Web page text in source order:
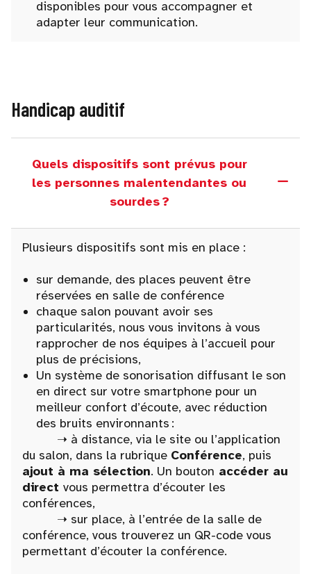
disponibles pour vous accompagner et
adapter leur communication.
Handicap auditif
Quels dispositifs sont prévus pour
les personnes malentendantes ou
sourdes ?
Plusieurs dispositifs sont mis en place :
sur demande, des places peuvent être
réservées en salle de conférence
chaque salon pouvant avoir ses
particularités, nous vous invitons à vous
rapprocher de nos équipes à l’accueil pour
plus de précisions,
Un système de sonorisation diffusant le son
en direct sur votre smartphone pour un
meilleur confort d’écoute, avec réduction
des bruits environnants :
➝ à distance, via le site ou l’application
du salon, dans la rubrique Conférence, puis
ajout à ma sélection. Un bouton accéder au
direct vous permettra d’écouter les
conférences,
➝ sur place, à l’entrée de la salle de
conférence, vous trouverez un QR-code vous
permettant d’écouter la conférence.